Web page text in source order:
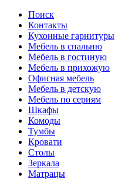
Поиск
Контакты
Кухонные гарнитуры
Мебель в спальню
Мебель в гостиную
Мебель в прихожую
Офисная мебель
Мебель в детскую
Мебель по сериям
Шкафы
Комоды
Тумбы
Кровати
Столы
Зеркала
Матрацы